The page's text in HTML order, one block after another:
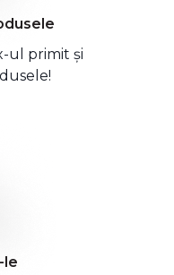
ul primit și
le